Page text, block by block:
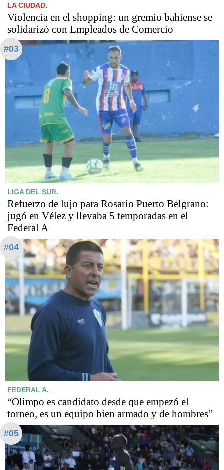
LA CIUDAD.
Violencia en el shopping: un gremio bahiense se
solidarizó con Empleados de Comercio
#03
LIGA DEL SUR.
Refuerzo de lujo para Rosario Puerto Belgrano:
jugó en Vélez y llevaba 5 temporadas en el
Federal A
#04
FEDERAL A.
“Olimpo es candidato desde que empezó el
torneo, es un equipo bien armado y de hombres”
#05